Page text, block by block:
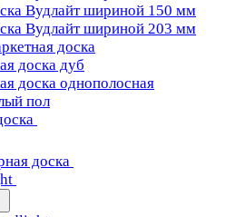
Вудлайт шириной 150 мм
Вудлайт шириной 203 мм
доска
доска дуб
доска однополосная
пол
доска